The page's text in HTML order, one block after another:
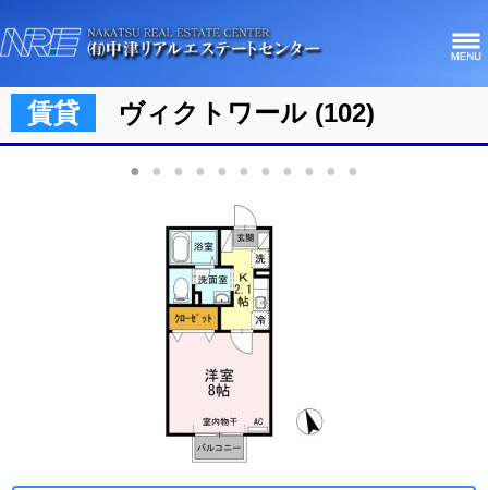
賃貸 ヴィクトワール (102)
● ● ● ● ● ● ● ● ● ● ●